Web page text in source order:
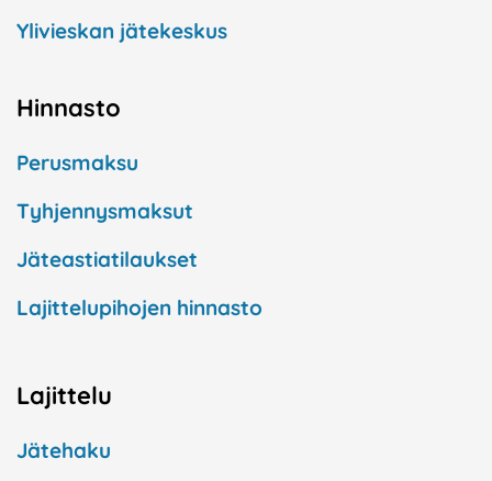
Ylivieskan jätekeskus
Hinnasto
Perusmaksu
Tyhjennysmaksut
Jäteastiatilaukset
Lajittelupihojen hinnasto
Lajittelu
Jätehaku